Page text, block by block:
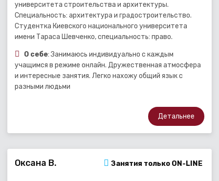
университета строительства и архитектуры.
Специальность: архитектура и градостроительство.
Студентка Киевского национального университета
имени Тараса Шевченко, специальность: право.
О себе: Занимаюсь индивидуально с каждым
учащимся в режиме онлайн. Дружественная атмосфера
и интересные занятия. Легко нахожу общий язык с
разными людьми
Детальнее
Оксана В. Занятия только ON-LINE